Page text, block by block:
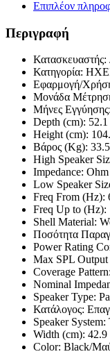
Επιπλέον
Περιγραφή
Κατασκευαστής:
Κατηγορία:
Εφαρμογή/
Μονάδα
Μήνες
Depth (cm): 52.1
Height (cm):
Βάρος (Kg): 33.5
High Speaker
Impedance: Ohm
Low Speaker
Freq From (Hz):
Freq Up to (Hz):
Shell Material:
Ποσότητα
Power Rating
Max SPL
Coverage
Nominal
Speaker Type:
Κατάλογος:
Speaker
Width (cm): 42.9
Color: Black/